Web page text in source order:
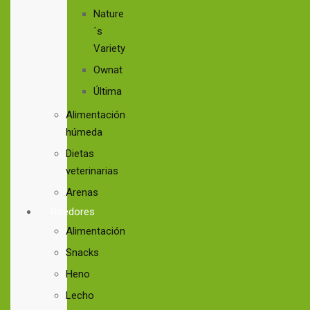
Nature
´s
Variety
Ownat
Última
Alimentación
húmeda
Dietas
veterinarias
Arenas
Roedores
Alimentación
Snacks
Heno
Lecho